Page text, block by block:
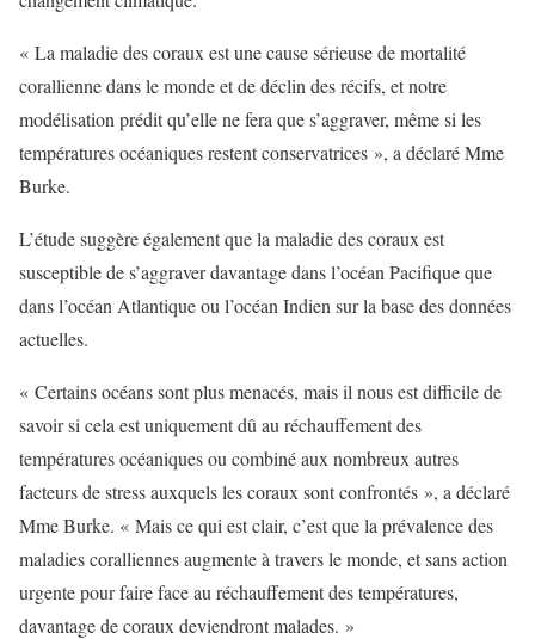
« La maladie des coraux est une cause sérieuse de mortalité
corallienne dans le monde et de déclin des récifs, et notre
modélisation prédit qu’elle ne fera que s’aggraver, même si les
températures océaniques restent conservatrices », a déclaré Mme
Burke.
L’étude suggère également que la maladie des coraux est
susceptible de s’aggraver davantage dans l’océan Pacifique que
dans l’océan Atlantique ou l’océan Indien sur la base des données
actuelles.
« Certains océans sont plus menacés, mais il nous est difficile de
savoir si cela est uniquement dû au réchauffement des
températures océaniques ou combiné aux nombreux autres
facteurs de stress auxquels les coraux sont confrontés », a déclaré
Mme Burke. « Mais ce qui est clair, c’est que la prévalence des
maladies coralliennes augmente à travers le monde, et sans action
urgente pour faire face au réchauffement des températures,
davantage de coraux deviendront malades. »